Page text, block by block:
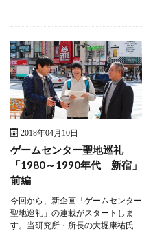
2018年04月10日
ゲームセンター聖地巡礼
「1980～1990年代 新宿」
前編
今回から、新企画「ゲームセンター
聖地巡礼」の連載がスタートしま
す。当研究所・所長の大堀康祐氏